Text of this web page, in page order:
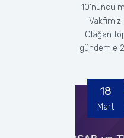
10’nuncu
Olağan
gündemle
18
Mart